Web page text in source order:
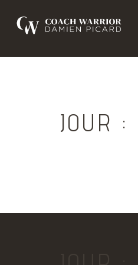
JOUR :